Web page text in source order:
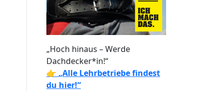
„Hoch hinaus – Werde
Dachdecker*in!“
👉 „Alle Lehrbetriebe findest
du hier!“